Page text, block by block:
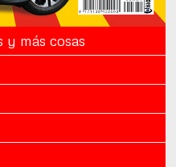
y más cosas